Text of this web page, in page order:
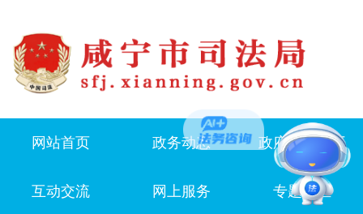
网站首页 政务动态 政府信息公开
互动交流 网上服务 专题专栏